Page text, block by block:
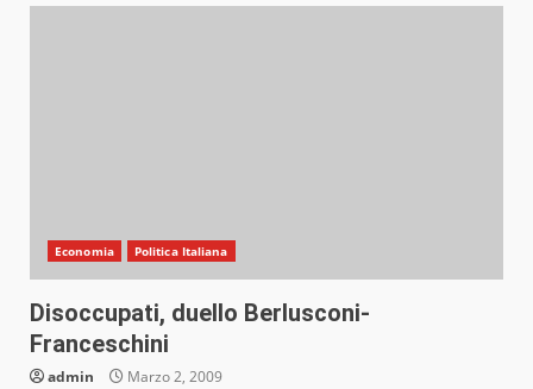
Economia Politica Italiana
Disoccupati, duello Berlusconi-
Franceschini
admin Marzo 2, 2009